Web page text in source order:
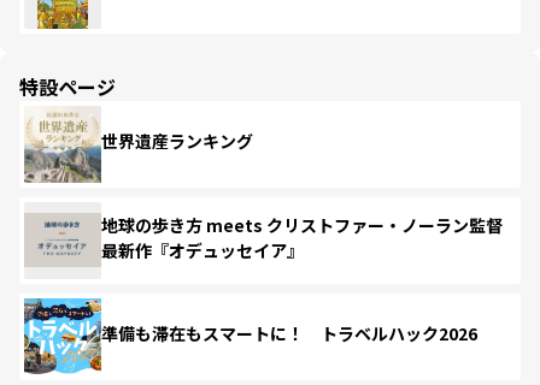
特設ページ
世界遺産ランキング
地球の歩き方 meets クリストファー・ノーラン監督
最新作『オデュッセイア』
準備も滞在もスマートに！ トラベルハック2026